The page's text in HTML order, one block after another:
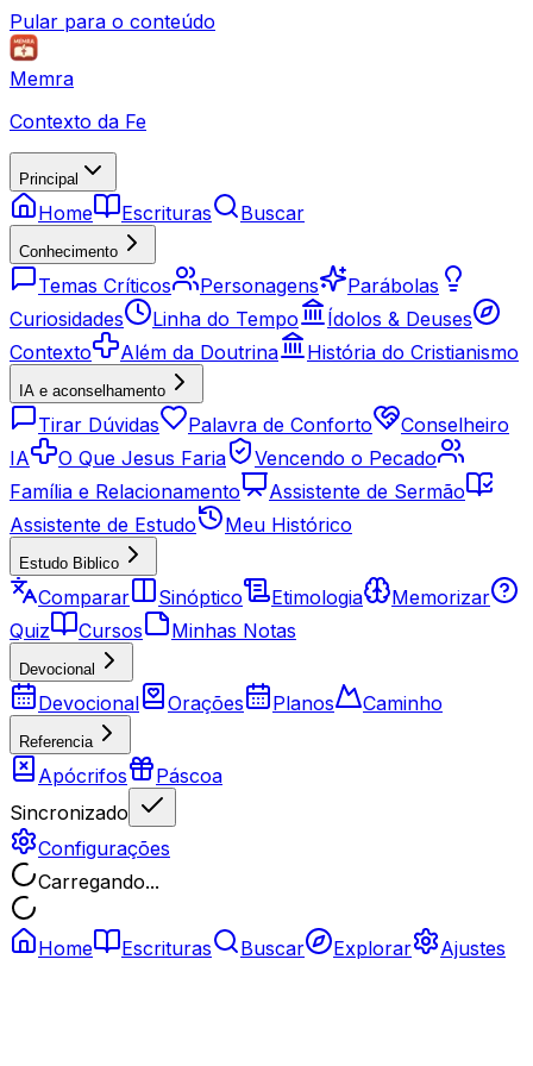
Pular para o conteúdo
Memra
Contexto da Fe
Principal
Home Escrituras Buscar
Conhecimento
Temas Críticos Personagens
Parábolas
Curiosidades
Linha do Tempo
Ídolos & Deuses
Contexto
Além da Doutrina História do Cristianismo
IA e aconselhamento
Tirar Dúvidas Palavra de Conforto
Conselheiro
IA
O Que Jesus Faria
Vencendo o Pecado
Família e Relacionamento
Assistente de Sermão
Assistente de Estudo
Meu Histórico
Estudo Biblico
Comparar Sinóptico Etimologia
Memorizar
Quiz
Cursos Minhas Notas
Devocional
Devocional Orações Planos Caminho
Referencia
Apócrifos
Páscoa
Sincronizado
Configurações
Carregando...
Home Escrituras Buscar Explorar Ajustes